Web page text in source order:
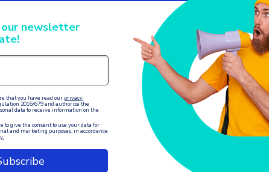
¿De qué hablaremos?
La Semana del Contacto con el
más influyentes del sector de la
contacto, reunió a profesionales de
últimas tendencias, tecnologías y